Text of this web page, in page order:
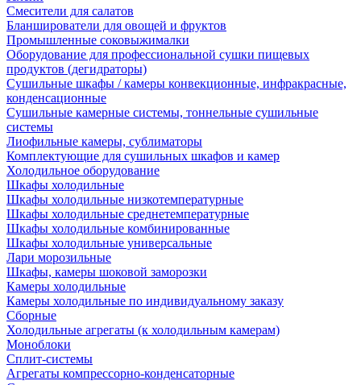
Смесители для салатов
Бланширователи для овощей и фруктов
Промышленные соковыжималки
Оборудование для профессиональной сушки пищевых
продуктов (дегидраторы)
Сушильные шкафы / камеры конвекционные, инфракрасные,
конденсационные
Сушильные камерные системы, тоннельные сушильные
системы
Лиофильные камеры, сублиматоры
Комплектующие для сушильных шкафов и камер
Холодильное оборудование
Шкафы холодильные
Шкафы холодильные низкотемпературные
Шкафы холодильные среднетемпературные
Шкафы холодильные комбинированные
Шкафы холодильные универсальные
Лари морозильные
Шкафы, камеры шоковой заморозки
Камеры холодильные
Камеры холодильные по индивидуальному заказу
Сборные
Холодильные агрегаты (к холодильным камерам)
Моноблоки
Сплит-системы
Агрегаты компрессорно-конденсаторные